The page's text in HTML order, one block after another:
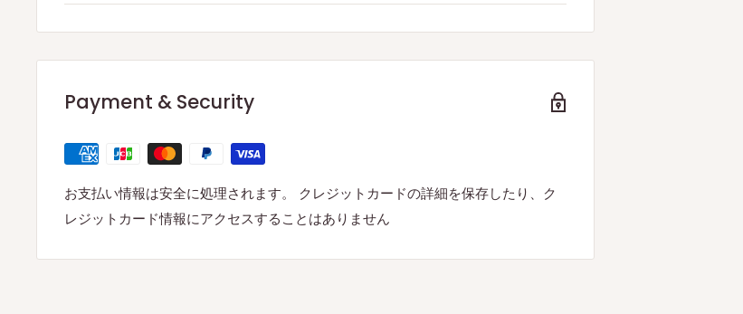
Payment & Security
お支払い情報は安全に処理されます。 クレジットカードの詳細を保存したり、ク
レジットカード情報にアクセスすることはありません